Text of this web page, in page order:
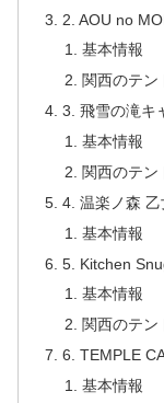
2. AOU no
基本情報
関西のテン
3. 飛雪の滝キ
基本情報
関西のテン
4. 温楽ノ森
基本情報
5. Kitchen
基本情報
関西のテン
6. TEMPLE
基本情報